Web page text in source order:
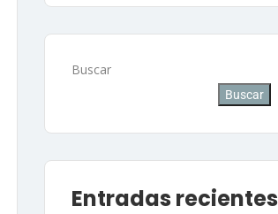
Buscar
Buscar
Entradas recientes